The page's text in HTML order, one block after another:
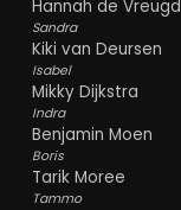
Hannah de Vreugd
Sandra
Kiki van Deursen
Isabel
Mikky Dijkstra
Indra
Benjamin Moen
Boris
Tarik Moree
Tammo